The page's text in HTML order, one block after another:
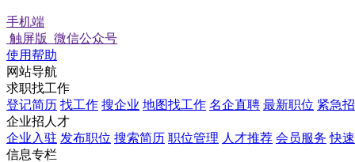
手机端
触屏版 微信公众号
使用帮助
网站导航
求职找工作
登记简历 找工作 搜企业 地图找工作 名企直聘 最新职位 紧急
企业招人才
企业入驻 发布职位 搜索简历 职位管理 人才推荐 会员服务 快
信息专栏